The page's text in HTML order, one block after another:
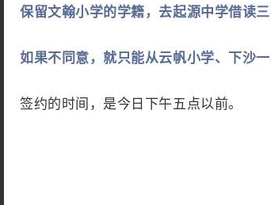
保留文翰小学的学籍，去起源中学借读
如果不同意，就只能从云帆小学、下沙
签约的时间，是今日下午五点以前。